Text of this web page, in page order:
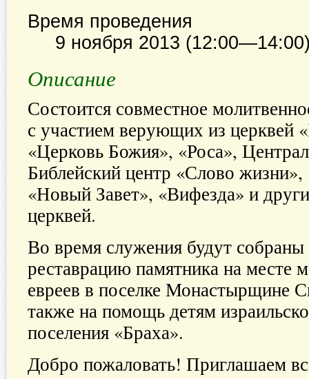
Время проведения
9 ноября 2013
Описание
Состоится совместное
с участием верующих из церквей
«Церковь Божия», «Роса»,
Библейский центр «Слово
«Новый Завет», «Вифезда» и
церквей.
Во время служения будут
реставрацию памятника на месте
евреев в поселке Монастырщине
также на помощь детям
поселения «Браха».
Добро пожаловать! Приглашаем